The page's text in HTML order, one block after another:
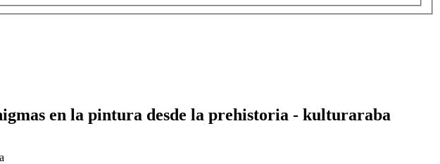
en la pintura desde la prehistoria - kulturaraba